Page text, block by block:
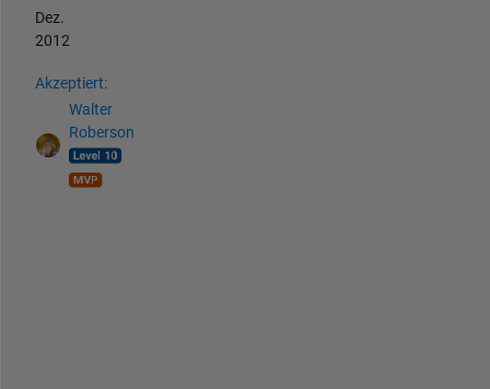
Dez.
2012
Akzeptiert:
Walter
Roberson